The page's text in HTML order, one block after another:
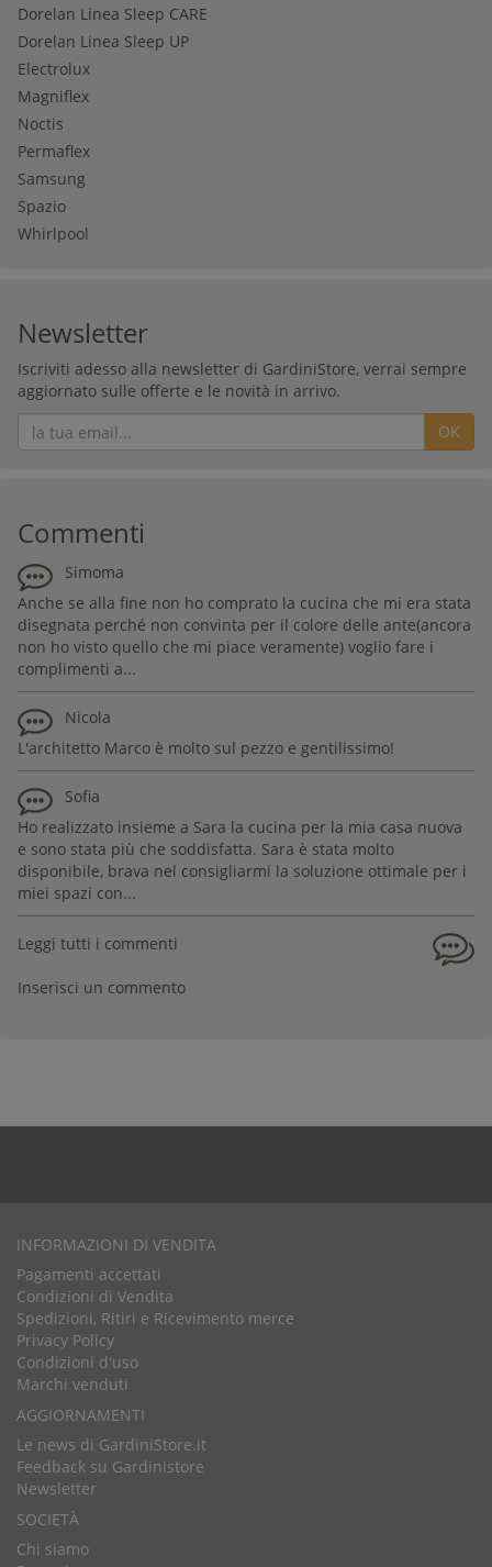
Dorelan Linea Sleep CARE
Dorelan Linea Sleep UP
Electrolux
Magniflex
Noctis
Permaflex
Samsung
Spazio
Whirlpool
Newsletter
Iscriviti adesso alla newsletter di GardiniStore, verrai sempre
aggiornato sulle offerte e le novità in arrivo.
OK
Commenti
Simoma
Anche se alla fine non ho comprato la cucina che mi era stata
disegnata perché non convinta per il colore delle ante(ancora
non ho visto quello che mi piace veramente) voglio fare i
complimenti a...
Nicola
L'architetto Marco è molto sul pezzo e gentilissimo!
Sofia
Ho realizzato insieme a Sara la cucina per la mia casa nuova
e sono stata più che soddisfatta. Sara è stata molto
disponibile, brava nel consigliarmi la soluzione ottimale per i
miei spazi con...
Leggi tutti i commenti
Inserisci un commento
INFORMAZIONI DI VENDITA
Pagamenti accettati
Condizioni di Vendita
Spedizioni, Ritiri e Ricevimento merce
Privacy Policy
Condizioni d'uso
Marchi venduti
AGGIORNAMENTI
Le news di GardiniStore.it
Feedback su Gardinistore
Newsletter
SOCIETÀ
Chi siamo